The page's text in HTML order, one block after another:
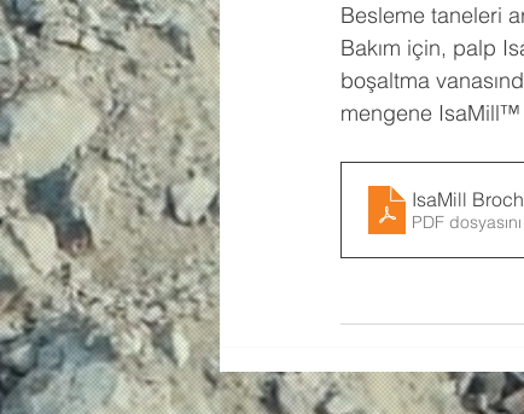
Besleme taneleri
Bakım için, palp
boşaltma
mengene IsaMill™
IsaMill
PDF